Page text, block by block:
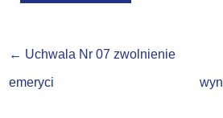
← Uchwala Nr 07 zwolnienie
emeryci